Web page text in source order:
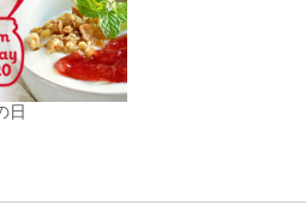
日